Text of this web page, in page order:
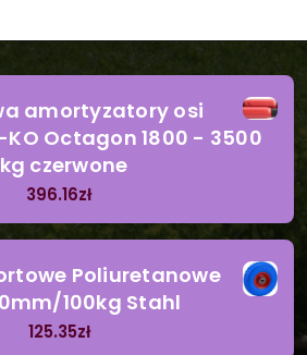
amortyzatory osi
KO Octagon 1800 - 3500
kg czerwone
396.16zł
Poliuretanowe
100kg Stahl
125.35zł